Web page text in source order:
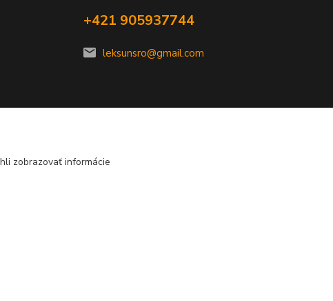
+421 905937744
leksunsro@gmail.com
zobrazovať informácie